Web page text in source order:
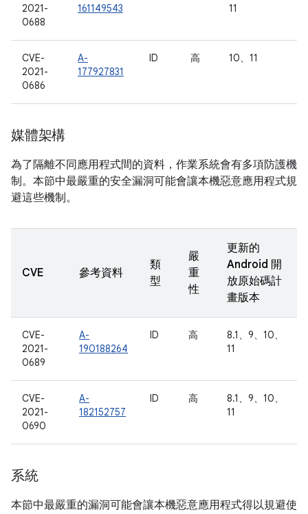
2021-
0688
161149543
11
CVE-
2021-
0686
A-
177927831
ID 高 10、11
媒體架構
為了隔離不同應用程式間的資料，作業系統會有多項防護機
制。本節中最嚴重的安全漏洞可能會讓本機惡意應用程式規
避這些機制。
CVE 參考資料
類
型
嚴
重
性
更新的
Android 開
放原始碼計
畫版本
CVE-
2021-
0689
A-
190188264
ID 高
8.1、9、10、
11
CVE-
2021-
0690
A-
182152757
ID 高
8.1、9、10、
11
系統
本節中最嚴重的漏洞可能會讓本機惡意應用程式得以規避使